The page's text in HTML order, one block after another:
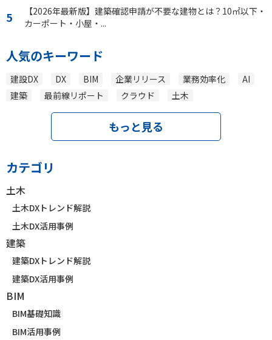
【2026年最新版】建築確認申請が不要な建物とは？10㎡以下・
カーポート・小屋・...
人気のキーワード
建設DX DX BIM 企業リリース 業務効率化
AI
建築
最前線リポート クラウド 土木
もっと見る
カテゴリ
土木
土木DXトレンド解説
土木DX活用事例
建築
建築DXトレンド解説
建築DX活用事例
BIM
BIM基礎知識
BIM活用事例